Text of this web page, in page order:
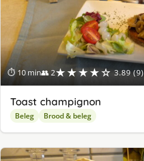
⏱ 10 min👥 2★★★★☆ 3.89 (9)
Toast champignon
Beleg Brood & beleg